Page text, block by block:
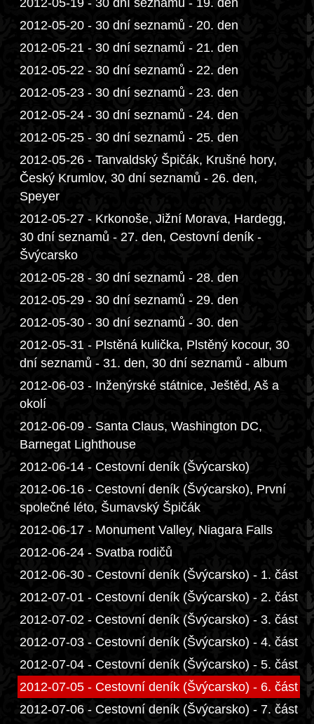
2012-05-19 - 30 dní seznamů - 19. den
2012-05-20 - 30 dní seznamů - 20. den
2012-05-21 - 30 dní seznamů - 21. den
2012-05-22 - 30 dní seznamů - 22. den
2012-05-23 - 30 dní seznamů - 23. den
2012-05-24 - 30 dní seznamů - 24. den
2012-05-25 - 30 dní seznamů - 25. den
2012-05-26 - Tanvaldský Špičák, Krušné hory,
Český Krumlov, 30 dní seznamů - 26. den,
Speyer
2012-05-27 - Krkonoše, Jižní Morava, Hardegg,
30 dní seznamů - 27. den, Cestovní deník -
Švýcarsko
2012-05-28 - 30 dní seznamů - 28. den
2012-05-29 - 30 dní seznamů - 29. den
2012-05-30 - 30 dní seznamů - 30. den
2012-05-31 - Plstěná kulička, Plstěný kocour, 30
dní seznamů - 31. den, 30 dní seznamů - album
2012-06-03 - Inženýrské státnice, Ještěd, Aš a
okolí
2012-06-09 - Santa Claus, Washington DC,
Barnegat Lighthouse
2012-06-14 - Cestovní deník (Švýcarsko)
2012-06-16 - Cestovní deník (Švýcarsko), První
společné léto, Šumavský Špičák
2012-06-17 - Monument Valley, Niagara Falls
2012-06-24 - Svatba rodičů
2012-06-30 - Cestovní deník (Švýcarsko) - 1. část
2012-07-01 - Cestovní deník (Švýcarsko) - 2. část
2012-07-02 - Cestovní deník (Švýcarsko) - 3. část
2012-07-03 - Cestovní deník (Švýcarsko) - 4. část
2012-07-04 - Cestovní deník (Švýcarsko) - 5. část
2012-07-05 - Cestovní deník (Švýcarsko) - 6. část
2012-07-06 - Cestovní deník (Švýcarsko) - 7. část